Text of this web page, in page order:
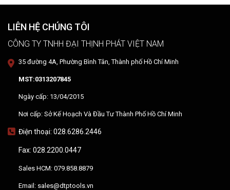
LIÊN HỆ CHÚNG TÔI
CÔNG TY TNHH ĐẠI THỊNH PHÁT VIỆT NAM
35 đường 4A, Phường Bình Tân, Thành phố Hồ Chí Minh
MST:0313207845
Ngày cấp: 13/04/2015
Nơi cấp: Sở Kế Hoạch Và Đầu Tư Thành Phố Hồ Chí Minh
Điện thoại: 028.6286.2446
Fax: 028.2200.0447
Sales HCM: 079.858.8879
Email: sales@dtptools.vn